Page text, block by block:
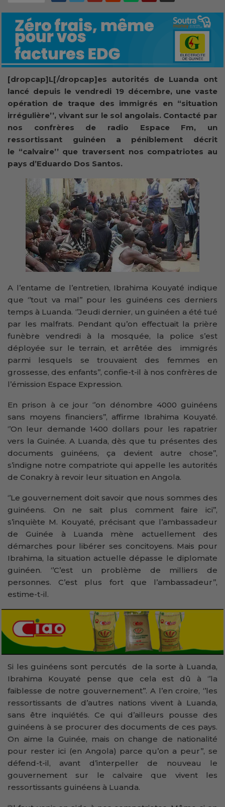
[dropcap]L[/dropcap]es autorités de Luanda ont
lancé depuis le vendredi 19 décembre, une vaste
opération de traque des immigrés en “situation
irrégulière’’, vivant sur le sol angolais. Contacté par
nos confrères de radio Espace Fm, un
ressortissant guinéen a péniblement décrit
le “calvaire’’que traversent nos compatriotes au
pays d’Eduardo Dos Santos.
A l’entame de l’entretien, Ibrahima Kouyaté indique
que ‘’tout va mal’’ pour les guinéens ces derniers
temps à Luanda. ‘’Jeudi dernier, un guinéen a été tué
par les malfrats. Pendant qu’on effectuait la prière
funèbre vendredi à la mosquée, la police s’est
déployée sur le terrain, et arrêtée des immigrés
parmi lesquels se trouvaient des femmes en
grossesse, des enfants’’, confie-t-il à nos confrères de
l’émission Espace Expression.
En prison à ce jour ‘’on dénombre 4000 guinéens
sans moyens financiers’’, affirme Ibrahima Kouyaté.
‘’On leur demande 1400 dollars pour les rapatrier
vers la Guinée. A Luanda, dès que tu présentes des
documents guinéens, ça devient autre chose’’,
s’indigne notre compatriote qui appelle les autorités
de Conakry à revoir leur situation en Angola.
‘’Le gouvernement doit savoir que nous sommes des
guinéens. On ne sait plus comment faire ici’’,
s’inquiète M. Kouyaté, précisant que l’ambassadeur
de Guinée à Luanda mène actuellement des
démarches pour libérer ses concitoyens. Mais pour
Ibrahima, la situation actuelle dépasse le diplomate
guinéen. ‘’C’est un problème de milliers de
personnes. C’est plus fort que l’ambassadeur’’,
estime-t-il.
Si les guinéens sont percutés de la sorte à Luanda,
Ibrahima Kouyaté pense que cela est dû à ‘’la
faiblesse de notre gouvernement’’. A l’en croire, ‘’les
ressortissants de d’autres nations vivent à Luanda,
sans être inquiétés. Ce qui d’ailleurs pousse des
guinéens à se procurer des documents de ces pays.
On aime la Guinée, mais on change de nationalité
pour rester ici (en Angola) parce qu’on a peur’’, se
défend-t-il, avant d’interpeller de nouveau le
gouvernement sur le calvaire que vivent les
ressortissants guinéens à Luanda.